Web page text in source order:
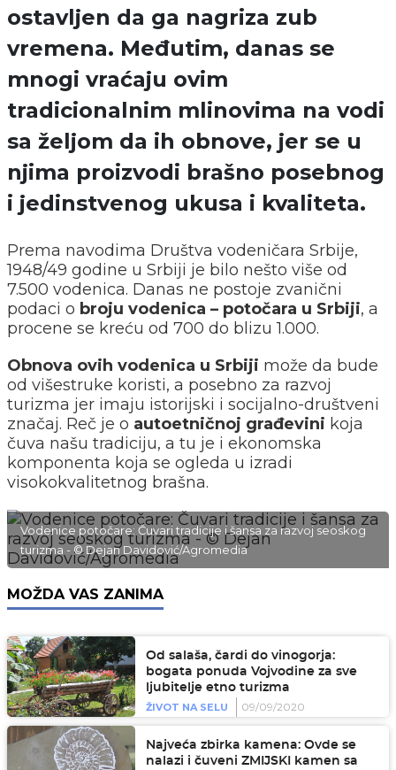
ostavljen da ga nagriza zub
vremena. Međutim, danas se
mnogi vraćaju ovim
tradicionalnim mlinovima na vodi
sa željom da ih obnove, jer se u
njima proizvodi brašno posebnog
i jedinstvenog ukusa i kvaliteta.
Prema navodima Društva vodeničara Srbije,
1948/49 godine u Srbiji je bilo nešto više od
7.500 vodenica. Danas ne postoje zvanični
podaci o broju vodenica – potočara u Srbiji, a
procene se kreću od 700 do blizu 1.000.
Obnova ovih vodenica u Srbiji može da bude
od višestruke koristi, a posebno za razvoj
turizma jer imaju istorijski i socijalno-društveni
značaj. Reč je o autoetničnoj građevini koja
čuva našu tradiciju, a tu je i ekonomska
komponenta koja se ogleda u izradi
visokokvalitetnog brašna.
Vodenice potočare: Čuvari tradicije i šansa za razvoj seoskog
turizma - © Dejan Davidović/Agromedia
MOŽDA VAS ZANIMA
Od salaša, čardi do vinogorja:
bogata ponuda Vojvodine za sve
ljubitelje etno turizma
ŽIVOT NA SELU
09/09/2020
Najveća zbirka kamena: Ovde se
nalazi i čuveni ZMIJSKI kamen sa